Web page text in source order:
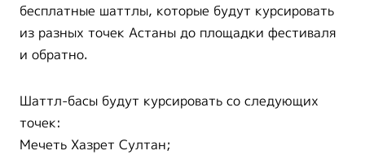
бесплатные шаттлы, которые будут курсировать
из разных точек Астаны до площадки фестиваля
и обратно.
Шаттл-басы будут курсировать со следующих
точек:
Мечеть Хазрет Султан;